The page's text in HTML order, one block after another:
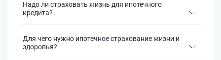
Надо ли страховать жизнь для ипотечного
кредита?
Для чего нужно ипотечное страхование жизни и
здоровья?